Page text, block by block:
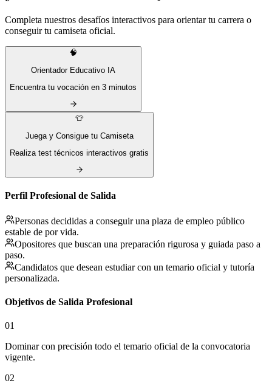
Completa nuestros desafíos interactivos para orientar tu carrera o
conseguir tu camiseta oficial.
🧠
Orientador Educativo IA
Encuentra tu vocación en 3 minutos
👕
Juega y Consigue tu Camiseta
Realiza test técnicos interactivos gratis
Perfil Profesional de Salida
Personas decididas a conseguir una plaza de empleo público
estable de por vida.
Opositores que buscan una preparación rigurosa y guiada paso a
paso.
Candidatos que desean estudiar con un temario oficial y tutoría
personalizada.
Objetivos de Salida Profesional
01
Dominar con precisión todo el temario oficial de la convocatoria
vigente.
02